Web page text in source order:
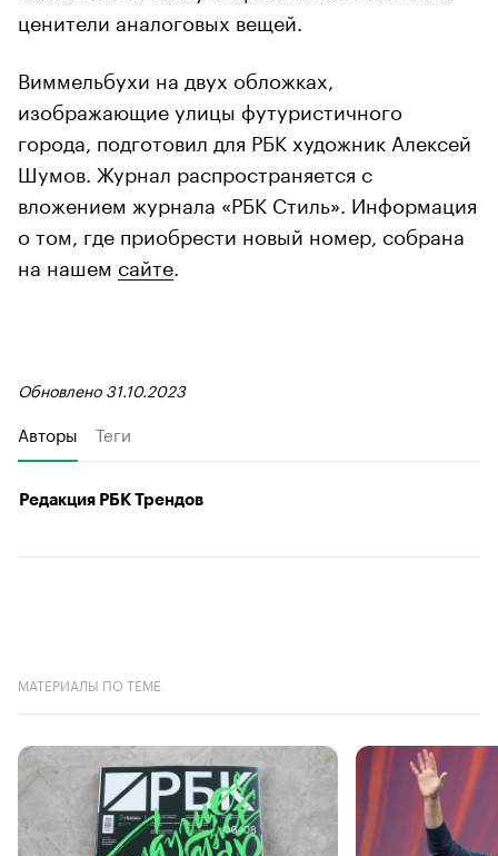
ценители аналоговых вещей.
Виммельбухи на двух обложках,
изображающие улицы футуристичного
города, подготовил для РБК художник Алексей
Шумов. Журнал распространяется с
вложением журнала «РБК Стиль». Информация
о том, где приобрести новый номер, собрана
на нашем сайте
Обновлено 31.10.2023
Авторы Теги
Редакция РБК Трендов
МАТЕРИАЛЫ ПО ТЕМЕ